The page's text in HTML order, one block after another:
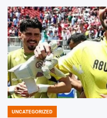
POSTED
UNCATEGORIZED